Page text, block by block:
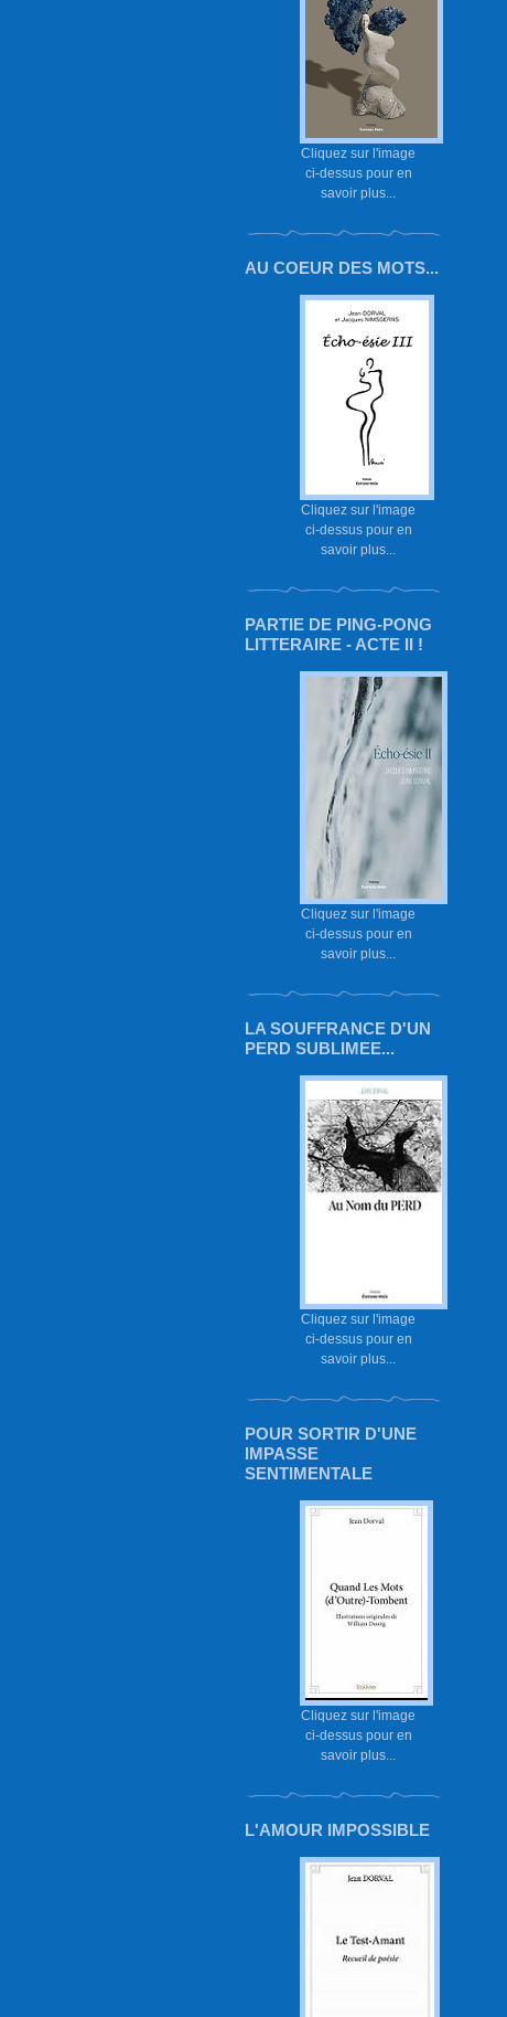
Cliquez sur l'image
ci-dessus pour en
savoir plus...
AU COEUR DES MOTS...
Cliquez sur l'image
ci-dessus pour en
savoir plus...
PARTIE DE PING-PONG
LITTERAIRE - ACTE II !
Cliquez sur l'image
ci-dessus pour en
savoir plus...
LA SOUFFRANCE D'UN
PERD SUBLIMEE...
Cliquez sur l'image
ci-dessus pour en
savoir plus...
POUR SORTIR D'UNE
IMPASSE
SENTIMENTALE
Cliquez sur l'image
ci-dessus pour en
savoir plus...
L'AMOUR IMPOSSIBLE